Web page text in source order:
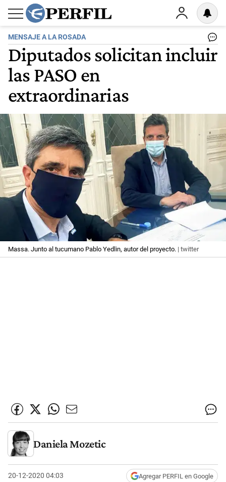
MENSAJE A LA ROSADA
Diputados solicitan incluir
las PASO en
extraordinarias
Massa. Junto al tucumano Pablo Yedlin, autor del proyecto. | twitter
Daniela Mozetic
20-12-2020 04:03 Agregar PERFIL en Google